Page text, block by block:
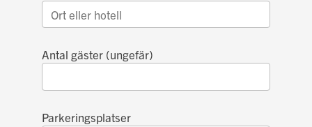
Antal gäster (ungefär)
Parkeringsplatser